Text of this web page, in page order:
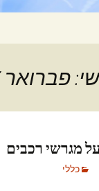
פברואר 2017
מגרשי רכבים
כללי